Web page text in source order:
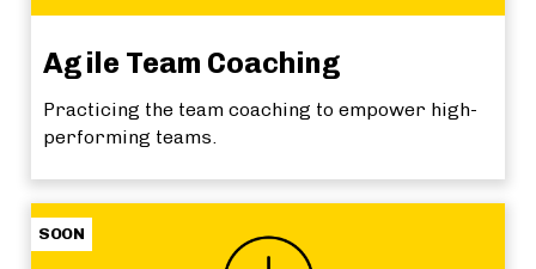
Agile Team Coaching
Practicing the team coaching to empower high-
performing teams.
SOON